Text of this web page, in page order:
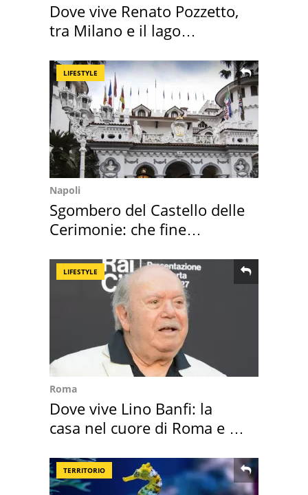
Dove vive Renato Pozzetto,
tra Milano e il lago
LIFESTYLE
Napoli
Sgombero del Castello delle
Cerimonie: che fine
LIFESTYLE
Roma
Dove vive Lino Banfi: la
casa nel cuore di Roma e i
TERRITORIO